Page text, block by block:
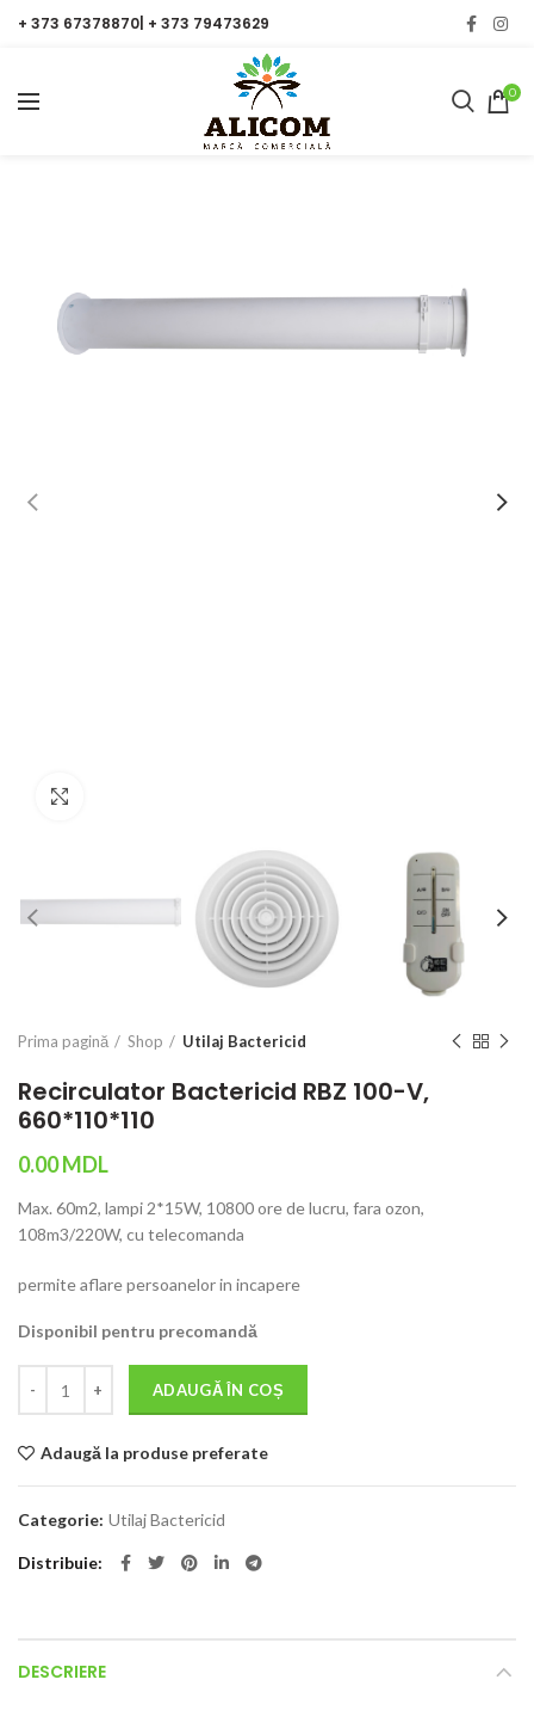
+ 373 67378870| + 373 79473629
0
Prima pagină Shop Utilaj Bactericid
Recirculator Bactericid RBZ 100-V,
660*110*110
0.00MDL
Max. 60m2, lampi 2*15W, 10800 ore de lucru, fara ozon,
108m3/220W, cu telecomanda
permite aflare persoanelor in incapere
Disponibil pentru precomandă
ADAUGĂ ÎN COȘ
Adaugă la produse preferate
Categorie: Utilaj Bactericid
Distribuie
DESCRIERE